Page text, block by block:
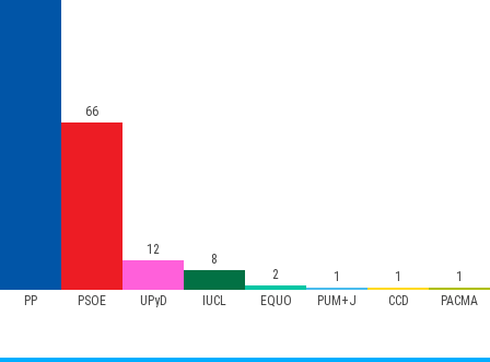
PP PSOE UPyD IUCL EQUO PUM+J CCD PACMA
66
12
8
2
1 1 1